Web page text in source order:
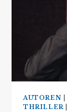
AUTOREN
THRILLER